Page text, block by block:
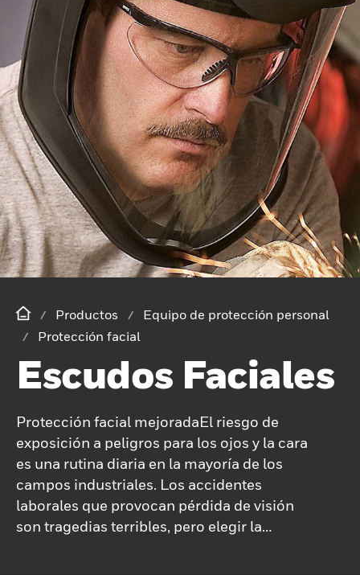
Productos
Equipo de protección personal
Protección facial
Escudos Faciales
Protección facial mejoradaEl riesgo de
exposición a peligros para los ojos y la cara
es una rutina diaria en la mayoría de los
campos industriales. Los accidentes
laborales que provocan pérdida de visión
son tragedias terribles, pero elegir la